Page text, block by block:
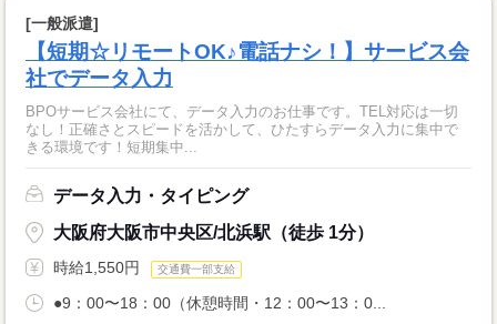
[一般派遣]
【短期☆リモートOK♪電話ナシ！】サービス会
社でデータ入力
BPOサービス会社にて、データ入力のお仕事です。TEL対応は一切
なし！正確さとスピードを活かして、ひたすらデータ入力に集中で
きる環境です！短期集中...
データ入力・タイピング
大阪府大阪市中央区/北浜駅（徒歩 1分）
時給1,550円 交通費一部支給
●9：00〜18：00（休憩時間・12：00〜13：0...